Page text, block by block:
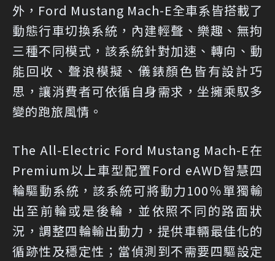
外，Ford Mustang Mach-E全車系皆搭載了
動態行車切換系統，內建輕聲、樂趣、無拘
三種不同模式，該系統針對加速、轉向、動
能回收、聲浪模擬、儀錶顏色皆有設計巧
思，讓消費者可依循自身需求，坐擁乘馭多
變的跑旅風情。
The All-Electric Ford Mustang Mach-E在
Premium以上車型配置Ford eAWD智慧四
輪驅動系統，該系統可將動力100％單獨輸
出至前輪或是後輪，並依照不同的路面狀
況，調整四輪輸出動力，提供車輛最佳化的
循跡性及穩定性；當偵測到不需要四驅設定